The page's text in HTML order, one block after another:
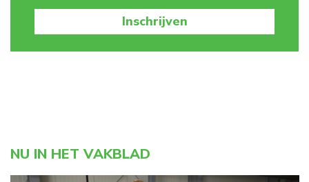
Inschrijven
NU IN HET VAKBLAD